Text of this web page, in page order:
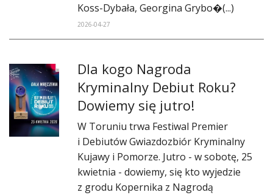
Koss-Dybała, Georgina Grybo�(...)
2026-04-27
Dla kogo Nagroda
Kryminalny Debiut Roku?
Dowiemy się jutro!
W Toruniu trwa Festiwal Premier
i Debiutów Gwiazdozbiór Kryminalny
Kujawy i Pomorze. Jutro - w sobotę, 25
kwietnia - dowiemy, się kto wyjedzie
z grodu Kopernika z Nagrodą